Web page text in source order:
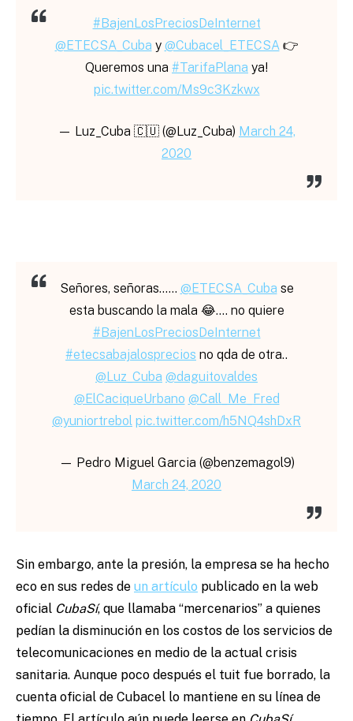
#BajenLosPreciosDeInternet
@ETECSA_Cuba y @Cubacel_ETECSA👉
Queremos una #TarifaPlana ya!
pic.twitter.com/Ms9c3Kzkwx
— Luz_Cuba 🇨🇺 (@Luz_Cuba) March 24,
2020
Señores, señoras…… @ETECSA_Cuba se
esta buscando la mala 😂…. no quiere
#BajenLosPreciosDeInternet
#etecsabajalosprecios no qda de otra..
@Luz_Cuba @daguitovaldes
@ElCaciqueUrbano @Call_Me_Fred
@yuniortrebol pic.twitter.com/h5NQ4shDxR
— Pedro Miguel Garcia (@benzemagol9)
March 24, 2020
Sin embargo, ante la presión, la empresa se ha hecho
eco en sus redes de un artículo publicado en la web
oficial CubaSí, que llamaba “mercenarios” a quienes
pedían la disminución en los costos de los servicios de
telecomunicaciones en medio de la actual crisis
sanitaria. Aunque poco después el tuit fue borrado, la
cuenta oficial de Cubacel lo mantiene en su línea de